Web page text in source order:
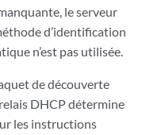
le serveur
d’identification
n’est pas utilisée.
de découverte
DHCP détermine
les instructions